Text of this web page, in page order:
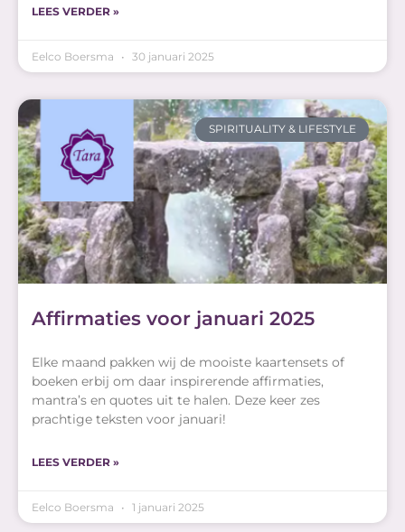
LEES VERDER »
Eelco Boersma 30 januari 2025
SPIRITUALITY & LIFESTYLE
Affirmaties voor januari 2025
Elke maand pakken wij de mooiste kaartensets of
boeken erbij om daar inspirerende affirmaties,
mantra’s en quotes uit te halen. Deze keer zes
prachtige teksten voor januari!
LEES VERDER »
Eelco Boersma 1 januari 2025